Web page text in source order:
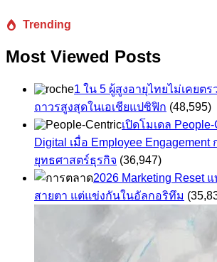
Trending
Most Viewed Posts
1 ใน 5 ผู้สูงอายุไทยไม่เคยตร
ถาวรสูงสุดในเอเชียแปซิฟิก (48,595)
เปิดโมเดล
Digital เมื่อ Employee Engagement
ยุทธศาสตร์ธุรกิจ (36,947)
2026 Marketing Reset
สายตา แต่แข่งกันในอัลกอริทึม